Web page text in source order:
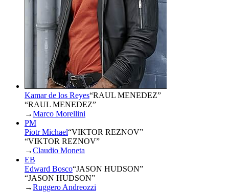
Kamar de los Reyes“RAUL MENEDEZ”
“RAUL MENEDEZ”
→Marco Morellini
PM
Piotr Michael“VIKTOR REZNOV”
“VIKTOR REZNOV”
→Claudio Moneta
EB
Edward Bosco“JASON HUDSON”
“JASON HUDSON”
→Ruggero Andreozzi